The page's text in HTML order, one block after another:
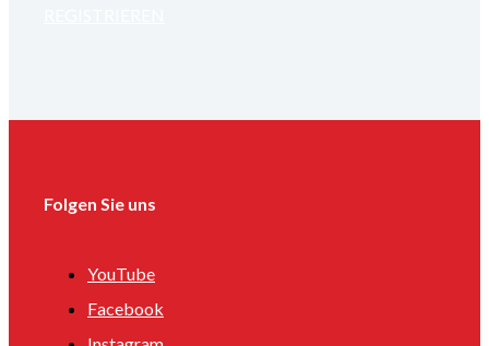
Folgen Sie uns
YouTube
Facebook